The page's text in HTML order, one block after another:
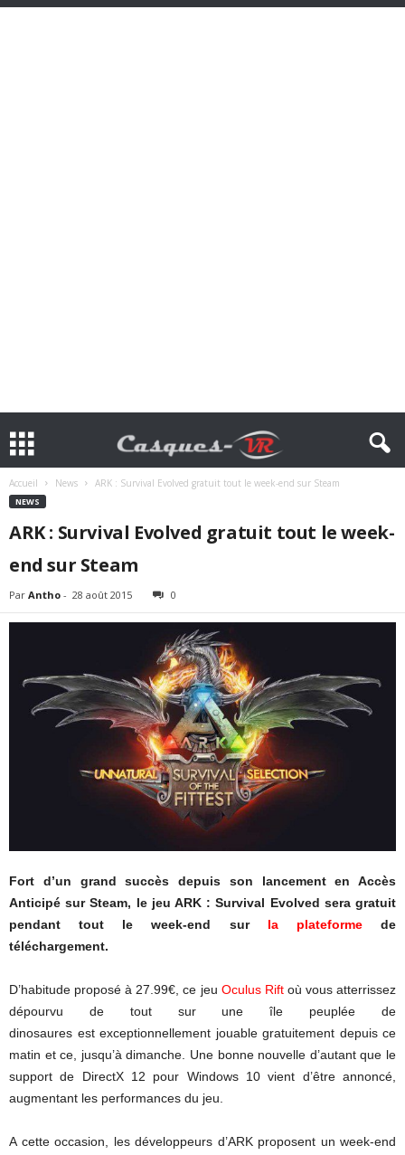
Accueil News ARK : Survival Evolved gratuit tout le week-end sur Steam
NEWS
ARK : Survival Evolved gratuit tout le week-
end sur Steam
Par Antho - 28 août 2015 0
Fort d’un grand succès depuis son lancement en Accès
Anticipé sur Steam, le jeu ARK : Survival Evolved sera gratuit
pendant tout le week-end sur la plateformede
téléchargement.
D’habitude proposé à 27.99€, ce jeu Oculus Riftoù vous atterrissez
dépourvu de tout sur une île peuplée de
dinosaures est exceptionnellement jouable gratuitement depuis ce
matin et ce, jusqu’à dimanche. Une bonne nouvelle d’autant que le
support de DirectX 12 pour Windows 10 vient d’être annoncé,
augmentant les performances du jeu.
A cette occasion, les développeurs d’ARK proposent un week-end